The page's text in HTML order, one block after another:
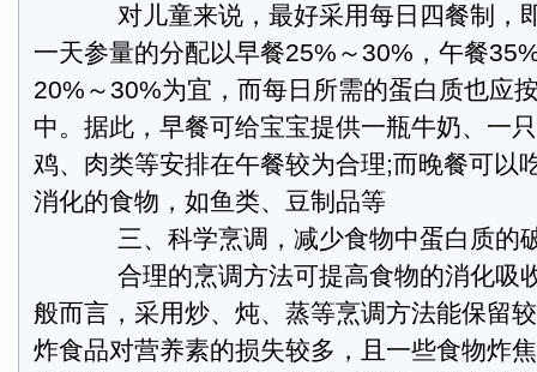
对儿童来说，最好采用每日四餐制，
一天参量的分配以早餐25%～30%，午餐
20%～30%为宜，而每日所需的蛋白质也应
中。据此，早餐可给宝宝提供一瓶牛奶、一
鸡、肉类等安排在午餐较为合理;而晚餐可以
消化的食物，如鱼类、豆制品等
三、科学烹调，减少食物中蛋白质的
合理的烹调方法可提高食物的消化吸
般而言，采用炒、炖、蒸等烹调方法能保留
炸食品对营养素的损失较多，且一些食物炸